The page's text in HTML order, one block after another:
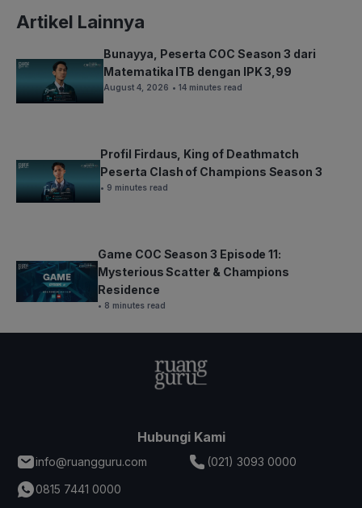
Artikel Lainnya
Bunayya, Peserta COC Season 3 dari
Matematika ITB dengan IPK 3,99
August 4, 2026 • 14 minutes read
Profil Firdaus, King of Deathmatch
Peserta Clash of Champions Season 3
• 9 minutes read
Game COC Season 3 Episode 11:
Mysterious Scatter & Champions
Residence
• 8 minutes read
Hubungi Kami
info@ruangguru.com
(021) 3093 0000
0815 7441 0000